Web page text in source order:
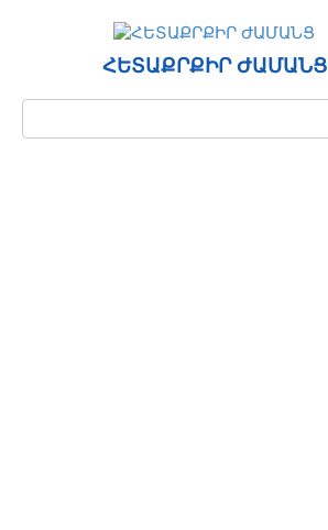
ՀԵՏԱՔՐՔԻՐ ԺԱՄԱՆՑ
Поиск: